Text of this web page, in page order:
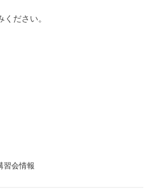
ください。
習会情報